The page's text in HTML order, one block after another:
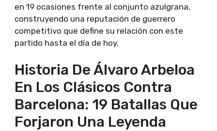
en 19 ocasiones frente al conjunto azulgrana,
construyendo una reputación de guerrero
competitivo que define su relación con este
partido hasta el día de hoy.
Historia De Álvaro Arbeloa
En Los Clásicos Contra
Barcelona: 19 Batallas Que
Forjaron Una Leyenda